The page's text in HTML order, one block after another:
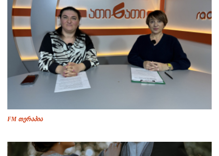
FM თერაპია